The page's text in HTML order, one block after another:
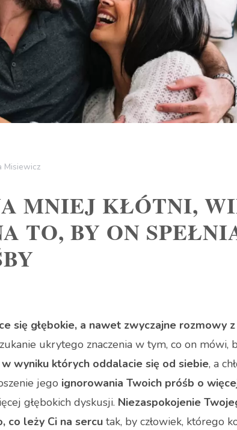
Misiewicz
MNIEJ KŁÓTNI,
TO, BY ON
się głębokie, a nawet zwyczajne rozmowy z
ukrytego znaczenia w tym, co on mówi,
w wyniku których oddalacie się od siebie, a
jego ignorowania Twoich próśb o
głębokich dyskusji. Niezaspokojenie
co leży Ci na sercu tak, by człowiek, którego